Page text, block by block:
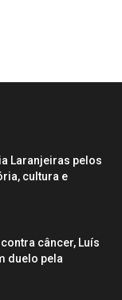
Laranjeiras pelos
cultura e
câncer, Luís
duelo pela